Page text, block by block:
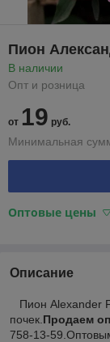
Пион
В наличии
Опт и розница
от 19 руб.
Минимальная
Оптовые цены
Описание
Пион Alexander
почек. Продаем
758-13-